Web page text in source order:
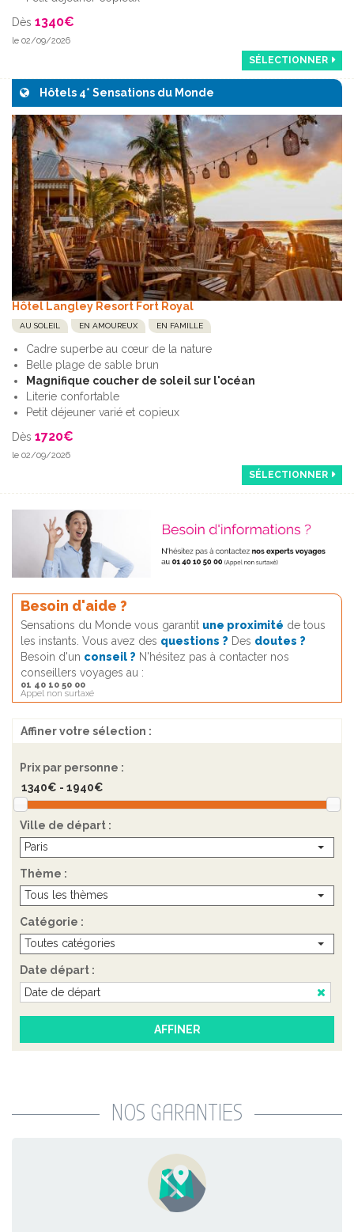
Dès 1340€
le 02/09/2026
SÉLECTIONNER
Hôtels 4* Sensations du Monde
Hôtel Langley Resort Fort Royal
AU SOLEIL EN AMOUREUX EN FAMILLE
Cadre superbe au cœur de la nature
Belle plage de sable brun
Magnifique coucher de soleil sur l'océan
Literie confortable
Petit déjeuner varié et copieux
Dès 1720€
le 02/09/2026
SÉLECTIONNER
Besoin d'aide ?
Sensations du Monde vous garantit une proximité de tous
les instants. Vous avez des questions ? Des doutes ?
Besoin d'un conseil ? N'hésitez pas à contacter nos
conseillers voyages au :
01 40 10 50 00
Appel non surtaxé
Affiner votre sélection :
Prix par personne :
Ville de départ :
Paris
Thème :
Tous les thèmes
Catégorie :
Toutes catégories
Date départ :
NOS GARANTIES